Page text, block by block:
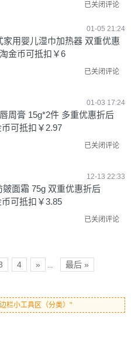
已关闭评论
01-05 21:24
家用婴儿湿巾加热器 双重优惠
金币可抵扣￥6
已关闭评论
01-03 17:24
周膏 15g*2件 多重优惠折后
可抵扣￥2.97
已关闭评论
12-13 22:33
面霜 75g 双重优惠折后
可抵扣￥3.85
已关闭评论
4 » ... 最后 »
栏小工具区（分类）"